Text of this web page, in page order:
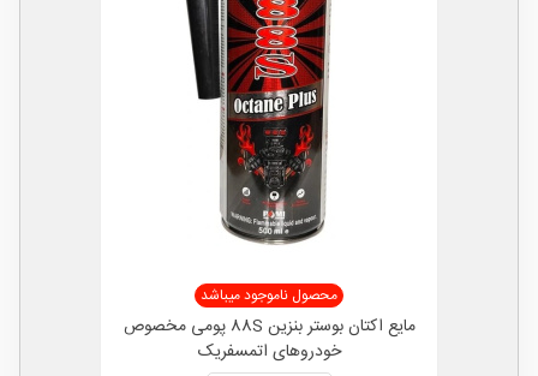
محصول ناموجود میباشد
مایع اکتان بوستر بنزین 88S پومی مخصوص
خودروهای اتمسفریک